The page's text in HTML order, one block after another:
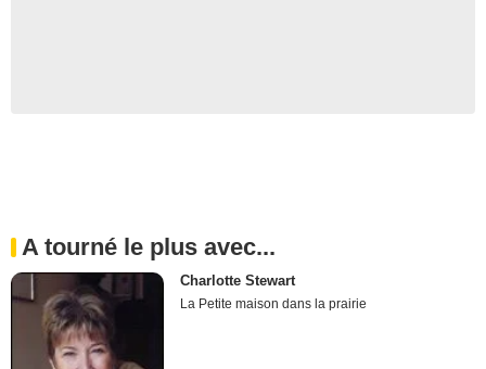
A tourné le plus avec...
Charlotte Stewart
La Petite maison dans la prairie